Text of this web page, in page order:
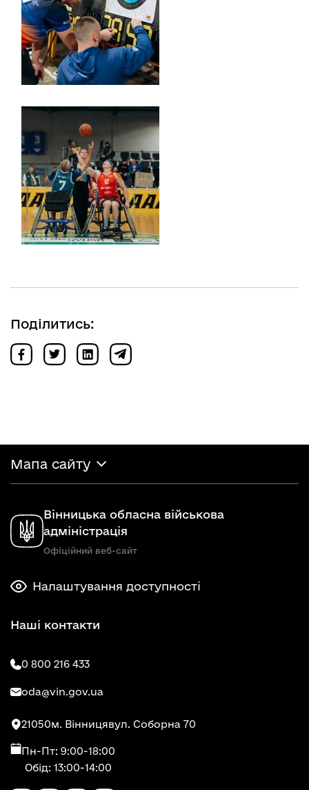
Поділитись:
Мапа сайту
Вінницька обласна військова
адміністрація
Офіційний веб-сайт
Налаштування доступності
Наші контакти
0 800 216 433
oda@vin.gov.ua
21050м. Вінницявул. Соборна 70
Пн-Пт: 9:00-18:00
Обід: 13:00-14:00